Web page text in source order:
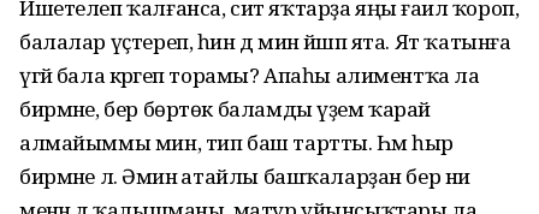
Ишетелеп ҡалғанса, сит яҡтарҙа яңы ғаилә ҡороп,
балалар үҫтереп, һин дә мин йәшәп ята. Ят ҡатынға
үгәй бала кәрәгеп торамы? Апаһы алиментҡа ла
бирмәне, бер бөртөк баламды үҙем ҡарай
алмайыммы мин, тип баш тартты. Һәм һыр
бирмәне лә. Әминә атайлы башҡаларҙан бер ни